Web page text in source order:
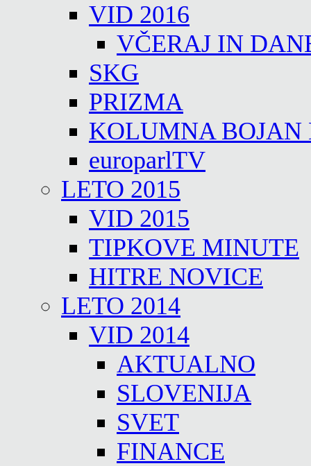
VID 2016
VČERAJ IN
SKG
PRIZMA
KOLUMNA BOJAN
europarlTV
LETO 2015
VID 2015
TIPKOVE MINUTE
HITRE NOVICE
LETO 2014
VID 2014
AKTUALNO
SLOVENIJA
SVET
FINANCE